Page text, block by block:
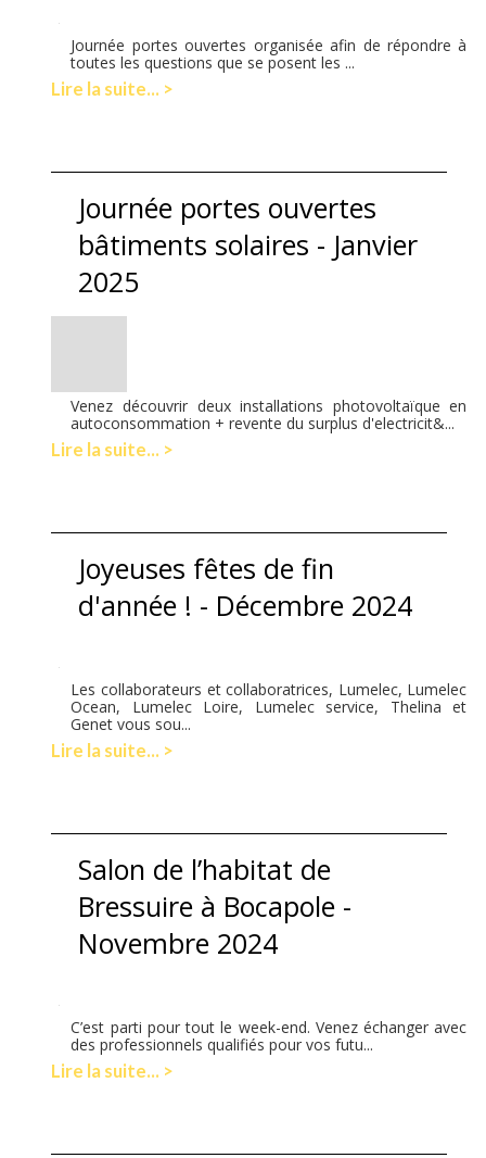
Journée portes ouvertes organisée afin de répondre à
toutes les questions que se posent les ...
Lire la suite... >
Journée portes ouvertes
bâtiments solaires - Janvier
2025
Venez découvrir deux installations photovoltaïque en
autoconsommation + revente du surplus d'electricit&...
Lire la suite... >
Joyeuses fêtes de fin
d'année ! - Décembre 2024
Les collaborateurs et collaboratrices, Lumelec, Lumelec
Ocean, Lumelec Loire, Lumelec service, Thelina et
Genet vous sou...
Lire la suite... >
Salon de l’habitat de
Bressuire à Bocapole -
Novembre 2024
C’est parti pour tout le week-end. Venez échanger avec
des professionnels qualifiés pour vos futu...
Lire la suite... >